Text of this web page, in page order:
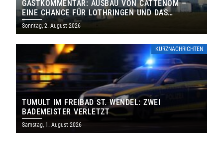
GASTKOMMENTAR: AUSBAU VON CATTENOM –
EINE CHANCE FÜR LOTHRINGEN UND DAS
SAARLAND
Sonntag, 2. August 2026
KURZNACHRICHTEN
TUMULT IM FREIBAD ST. WENDEL: ZWEI
BADEMEISTER VERLETZT
Samstag, 1. August 2026